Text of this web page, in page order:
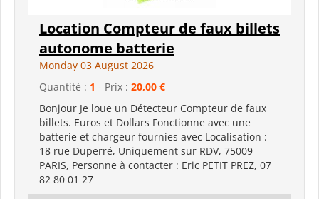
Location Compteur de faux billets
autonome batterie
Monday 03 August 2026
Quantité : 1 - Prix : 20,00 €
Bonjour Je loue un Détecteur Compteur de faux
billets. Euros et Dollars Fonctionne avec une
batterie et chargeur fournies avec Localisation :
18 rue Duperré, Uniquement sur RDV, 75009
PARIS, Personne à contacter : Eric PETIT PREZ, 07
82 80 01 27